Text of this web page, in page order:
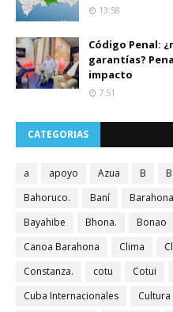
13:58
Código Penal:
garantías?
impacto
7:51
CATEGORIAS
a apoyo Azua B
Bahoruco.
Baní Barahona
Bayahibe
Bhona. Bonao
Canoa Barahona
Clima
Constanza.
cotu Cotui
Cuba Internacionales
Cultura